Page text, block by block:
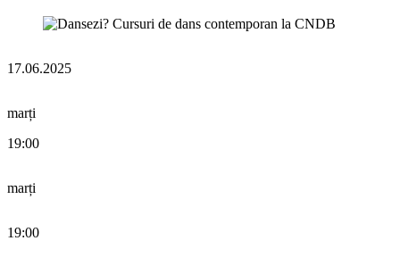
17.06.2025
marți
19:00
marți
19:00